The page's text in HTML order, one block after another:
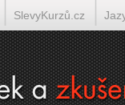
SlevyKurzů.cz
Tlumočení-